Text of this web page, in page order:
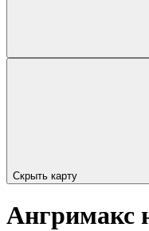
Скрыть карту
Ангримакс